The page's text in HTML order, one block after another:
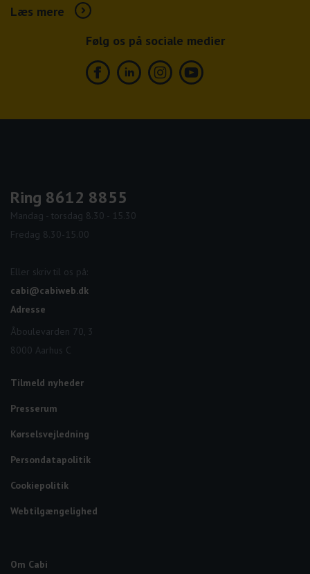
Læs mere
Følg os på sociale medier
Ring 8612 8855
Mandag - torsdag 8.30 - 15.30
Fredag 8.30-15.00
Eller skriv til os på:
cabi@cabiweb.dk
Adresse
Åboulevarden 70, 3
8000 Aarhus C
Tilmeld nyheder
Presserum
Kørselsvejledning
Persondatapolitik
Cookiepolitik
Webtilgængelighed
Om Cabi